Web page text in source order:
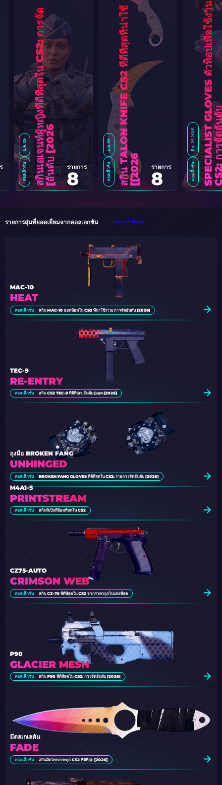
มิ.ย. 25 2025
คอลเล็กชั่น S
P
E
C
I
A
L
I
S
T
G
L
O
V
E
S
ตั
ว
ท็
อ
ป
เ
พื่
อ
ใ
ช้
ง
า
น
C
S
2
:
ก
า
ร
จั
ด
อั
น
ดั
ม.ค. 09
คอลเล็กชั่น ส
กิ
น
T
A
L
O
N
K
N
I
F
E
C
S
2
ที่
ดี
ที่
สุ
ด
ที่
น่
า
ใ
ช้
[
2
0
26
] รายการ
8
ม.ค. 09
คอลเล็กชั่น ส
กิ
น
เ
อ
เ
จ
น
ท์
ผู้
ห
ญิ
ง
ที่
ดี
ที่
สุ
ด
ใ
น
C
S
2
:
ก
า
ร
จั
ด
อั
น
ดั
บ
[
2
0
26
] รายการ
8
รายการสุ่มที่ยอดเยี่ยมจากคอลเลกชัน คอลเลกชันทั้งหมด
HEAT
MAC-10
คอลเล็กชั่น สกิน MAC-10 ยอดนิยมใน CS2 ที่น่าใช้งาน: การจัดอันดับ [2026]
RE-ENTRY
TEC-9
คอลเล็กชั่น สกิน CS2 TEC-9 ที่ดีที่สุด: อันดับสูงสุด [2026]
UNHINGED
ถุงมือ BROKEN FANG
คอลเล็กชั่น BROKEN FANG GLOVES ที่ดีที่สุดใน CS2: รายการจัดอันดับ [2026]
PRINTSTREAM
M4A1-S
คอลเล็กชั่น สกินที่เป็นที่นิยมที่สุดใน CS2
CRIMSON WEB
CZ75-AUTO
คอลเล็กชั่น สกิน CZ-75 ที่ดีที่สุดใน CS2 จากราคาถูกไปแพงที่สุด
GLACIER MESH
P90
คอลเล็กชั่น สกิน P90 ที่ดีที่สุดใน CS2: การจัดอันดับ [2026]
FADE
มีดสเกเลตัน
คอลเล็กชั่น สกินมีดโครงกระดูก CS2 ที่ดีที่สุด [2026]